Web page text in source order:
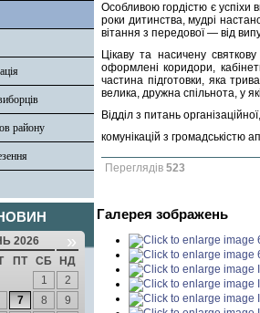
району
2026 »
ПТ СБ
НД
1
2
7 8
9
Особливою гордістю є успіхи
роки дитинства, мудрі
вітання з передової — від
Цікаву та насичену
оформлені коридори,
частина підготовки, яка
велика, дружна спільнота, у
Відділ з питань
комунікацій з громадськістю
Переглядів 523
Галерея зображень